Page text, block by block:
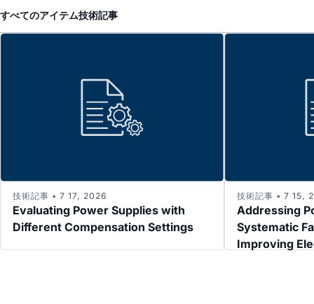
すべてのアイテム技術記事
Evaluating Power Supplies with
Different Compensation Settings
技術記事 • 7 17, 2026
Addressing
Systematic
Improving
技術記事 • 7 15,